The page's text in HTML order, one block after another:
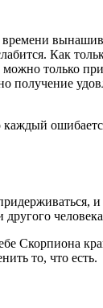
Как
можно только
получение
Скорпиона
то, что есть.